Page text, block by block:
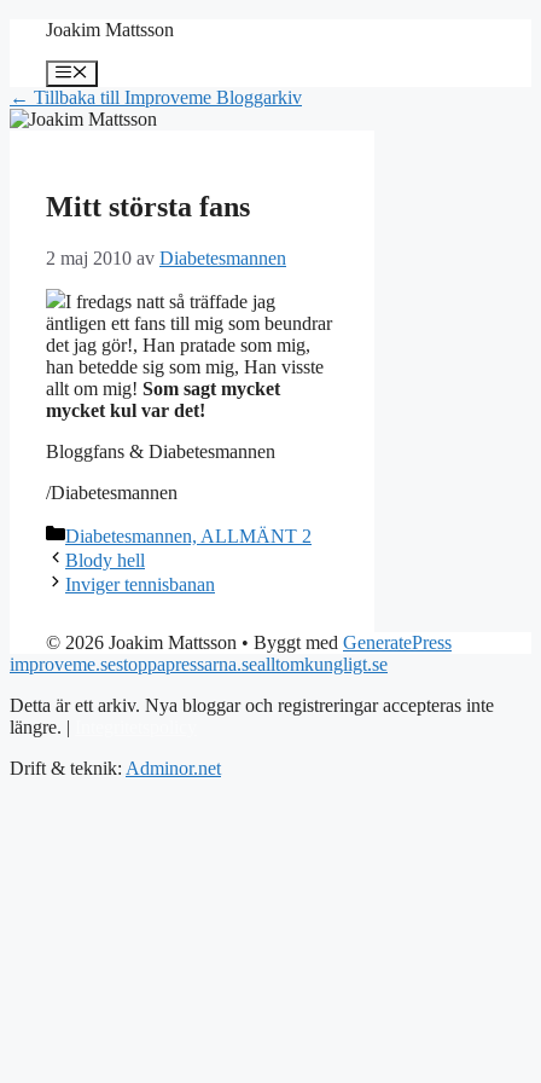
Hoppa
innehåll
Joakim Mattsson
Meny
← Tillbaka till Improveme Bloggarkiv
Mitt största fans
2 maj 2010 av Diabetesmannen
I fredags natt så träffade jag
äntligen ett fans till mig som beundrar
det jag gör!, Han pratade som mig,
han betedde sig som mig, Han visste
allt om mig! Som sagt mycket
mycket kul var det!
Bloggfans & Diabetesmannen
/Diabetesmannen
Kategorier
Diabetesmannen, ALLMÄNT 2
Blody hell
Inviger tennisbanan
© 2026 Joakim Mattsson • Byggt med GeneratePress
improveme.sestoppapressarna.sealltomkungligt.se
Detta är ett arkiv. Nya bloggar och registreringar accepteras inte
längre. |
Drift & teknik: Adminor.net